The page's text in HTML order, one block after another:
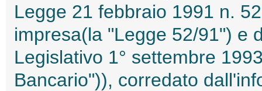
Legge 21 febbraio 1991 n.
impresa(la "Legge 52/91") e
Legislativo 1° settembre
Bancario")), corredato